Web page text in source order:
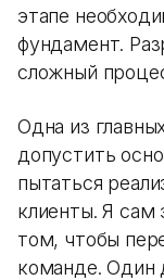
этапе
фундамент.
сложный
Одна из
допустить
пытаться
клиенты. Я сам
том, чтобы
команде. Один